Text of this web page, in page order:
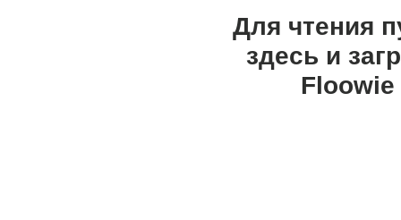
Для чтения
здесь и
Floowie